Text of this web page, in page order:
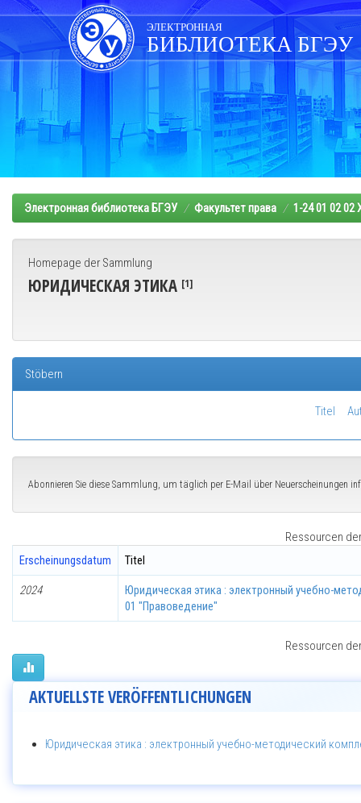
Skip
navigation
ЭЛЕКТРОННАЯ
БИБЛИОТЕКА БГЭУ
Электронная библиотека БГЭУ Факультет права 1-24 01 02 02
Homepage der Sammlung
ЮРИДИЧЕСКАЯ ЭТИКА [1]
Stöbern
Titel
Abonnieren Sie diese Sammlung, um täglich per E-Mail über Neuerscheinungen
Ressourcen
Erscheinungsdatum
Titel
2024
Юридическая этика : электронный учебно-
01 "Правоведение"
Ressourcen
AKTUELLSTE VERÖFFENTLICHUNGEN
Юридическая этика : электронный учебно-методический